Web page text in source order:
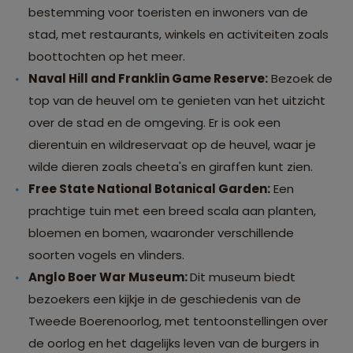
bestemming voor toeristen en inwoners van de
stad, met restaurants, winkels en activiteiten zoals
boottochten op het meer.
Naval Hill and Franklin Game Reserve:Bezoek de
top van de heuvel om te genieten van het uitzicht
over de stad en de omgeving. Er is ook een
dierentuin en wildreservaat op de heuvel, waar je
wilde dieren zoals cheeta's en giraffen kunt zien.
Free State National Botanical Garden:Een
prachtige tuin met een breed scala aan planten,
bloemen en bomen, waaronder verschillende
soorten vogels en vlinders.
Anglo Boer War Museum:Dit museum biedt
bezoekers een kijkje in de geschiedenis van de
Tweede Boerenoorlog, met tentoonstellingen over
de oorlog en het dagelijks leven van de burgers in